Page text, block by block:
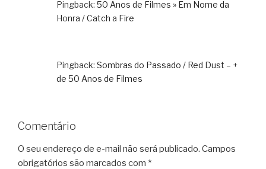
Pingback: 50 Anos de Filmes » Em Nome da
Honra / Catch a Fire
Pingback: Sombras do Passado / Red Dust – +
de 50 Anos de Filmes
Comentário
O seu endereço de e-mail não será publicado. Campos
obrigatórios são marcados com *